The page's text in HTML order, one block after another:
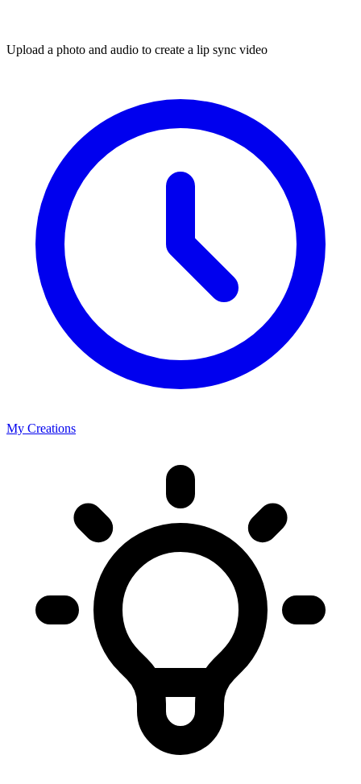
Upload a photo and audio to create a lip sync video
My Creations